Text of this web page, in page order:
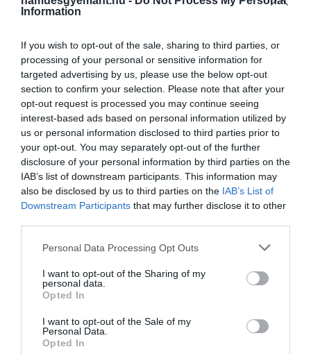
Information
If you wish to opt-out of the sale, sharing to third parties, or
processing of your personal or sensitive information for
targeted advertising by us, please use the below opt-out
section to confirm your selection. Please note that after your
opt-out request is processed you may continue seeing
interest-based ads based on personal information utilized by
us or personal information disclosed to third parties prior to
your opt-out. You may separately opt-out of the further
disclosure of your personal information by third parties on the
IAB’s list of downstream participants. This information may
also be disclosed by us to third parties on the IAB’s List of
Downstream Participants that may further disclose it to other
Please note that this website/app uses one or more Google
not limited to your visit or usage behaviour. You may click to
grant or deny consent to Google and its third-party tags to
use your data for below specified purposes in below Google
consent section.
Personal Data Processing Opt Outs
I want to opt-out of the Sharing of my
personal data.
Opted In
I want to opt-out of the Sale of my
Personal Data.
Opted In
is bontogathatott a megnyert csomagjaiból. Ruhához
semmi olyat, amellyel a növekvő arcszőrzetét vagy a
körmeit le tudta volna vágni.
A tévénézők körében egyre népszerűbb műsort
mindeközben néhányan megrendezett színjátéknak
titulálták, ezért a készítők gyorsan úgy döntöttek,
megcáfolják a pletykákat:
így lett a nap összes órájában nézhető a világhálón
keresztül Nasubi szobája.
kénytelenek voltak egy új helyre átköltöztetni a
valóságshow főszereplőjét. Hamatsut bekötött
szemmel szállították, és amikor kinyithatta a szemét,
egy ugyanolyan ingerszegény szobában találta magát
az összes korábban nyert holmijával együtt.
Ekkor megkérdezte, hogy teljesítette-e a kihívást,